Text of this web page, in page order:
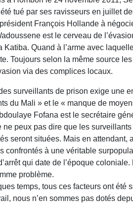
tué par ses ravisseurs en juillet
François Hollande à
est le cerveau de
Katiba. Quand à l’arme avec
Toujours selon la même source
via des complices locaux.
surveillants de prison exige une
du Mali » et le « manque de
Fofana est le secrétaire
ne peux pas dire que les
seront situées. Mais en attendant,
confrontés à une véritable
qui date de l’époque
problème.
temps, tous ces facteurs ont été
nous n’en sommes pas dotés